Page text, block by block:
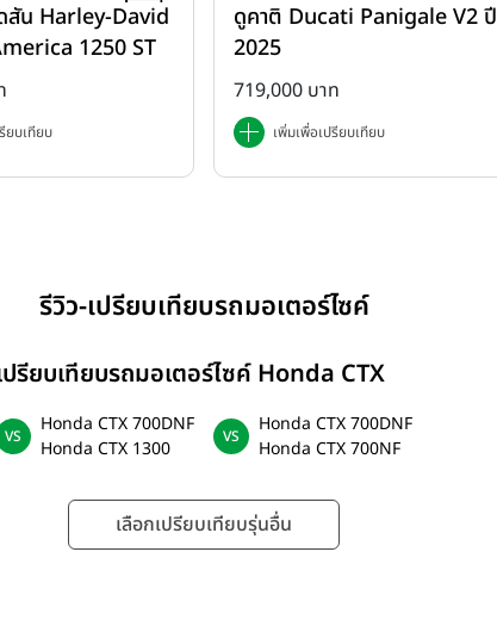
สัน Harley-David
1250 ST
ยบเทียบ
ดูคาติ Ducati Panigale V2 ปี
2025
719,000 บาท
เพิ่มเพื่อเปรียบเทียบ
รีวิว-เปรียบเทียบรถมอเตอร์ไซค์
ปรียบเทียบรถมอเตอร์ไซค์ Honda CTX
Honda CTX 700DNF
Honda CTX 1300
Honda CTX 700DNF
Honda CTX 700NF
เลือกเปรียบเทียบรุ่นอื่น